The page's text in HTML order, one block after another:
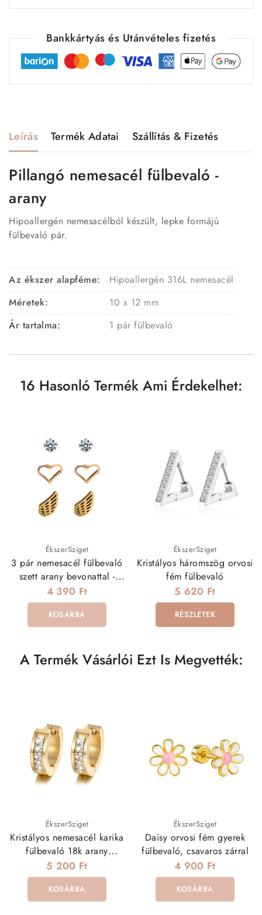
Bankkártyás és Utánvételes fizetés
Leírás Termék Adatai Szállítás & Fizetés
Pillangó nemesacél fülbevaló -
arany
Hipoallergén nemesacélból készült, lepke formájú
fülbevaló pár.
Az ékszer alapféme:
Hipoallergén 316L nemesacél
Méretek:
10 x 12 mm
Ár tartalma:
1 pár fülbevaló
16 Hasonló Termék Ami Érdekelhet:
ÉkszerSziget
3 pár nemesacél fülbevaló
szett arany bevonattal -
angyalszárny
4 390 Ft
KOSÁRBA
ÉkszerSziget
Kristályos háromszög orvosi
fém fülbevaló
5 620 Ft
RÉSZLETEK
A Termék Vásárlói Ezt Is Megvették:
ÉkszerSziget
Kristályos nemesacél karika
fülbevaló 18k arany
bevonattal
5 200 Ft
KOSÁRBA
ÉkszerSziget
Daisy orvosi fém gyerek
fülbevaló, csavaros zárral
4 900 Ft
KOSÁRBA